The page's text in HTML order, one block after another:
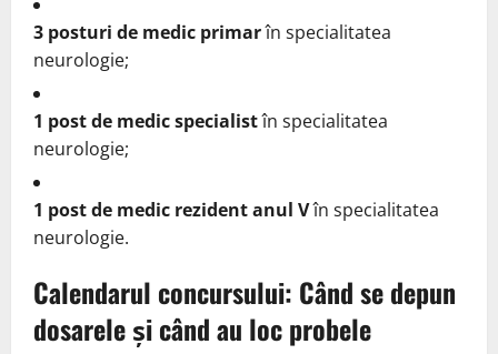
3 posturi de medic primarîn specialitatea
neurologie;
1 post de medic specialistîn specialitatea
neurologie;
1 post de medic rezident anul Vîn specialitatea
neurologie.
Calendarul concursului: Când se depun
dosarele și când au loc probele